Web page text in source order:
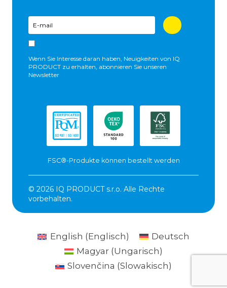
Wenn Sie Interesse daran haben, Neuigkeiten von IQ
PRODUCT zu erhalten, abonnieren Sie unseren
Newsletter
FSC®-Produkte können bestellt werden
© 2026 IQ PRODUCT s.r.o. Alle Rechte
vorbehalten.
English (Englisch)
Deutsch
Magyar (Ungarisch)
Slovenčina (Slowakisch)